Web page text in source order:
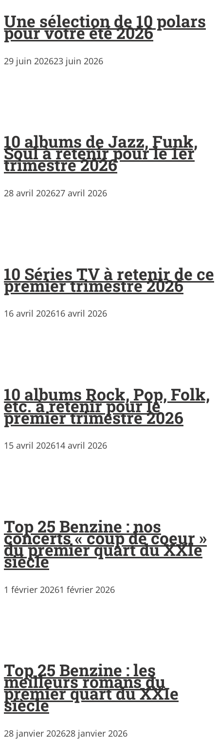
Une sélection de 10 polars
pour votre été 2026
29 juin 202623 juin 2026
10 albums de Jazz, Funk,
Soul à retenir pour le 1er
trimestre 2026
28 avril 202627 avril 2026
10 Séries TV à retenir de ce
premier trimestre 2026
16 avril 202616 avril 2026
10 albums Rock, Pop, Folk,
etc. à retenir pour le
premier trimestre 2026
15 avril 202614 avril 2026
Top 25 Benzine : nos
concerts « coup de coeur »
du premier quart du XXIe
siècle
1 février 20261 février 2026
Top 25 Benzine : les
meilleurs romans du
premier quart du XXIe
siècle
28 janvier 202628 janvier 2026